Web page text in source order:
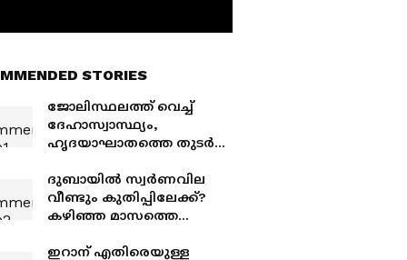
STORIES
ജോലിസ്ഥലത്ത് വെച്ച്
ദേഹാസ്വാസ്ഥ്യം,
ഹൃദയാഘാതത്തെ തുടർന്ന്
നിര്യാതനായി
ദുബായിൽ സ്വർണവില
വീണ്ടും കുതിപ്പിലേക്ക്?
കഴിഞ്ഞ മാസത്തെ
റെക്കോർഡിലേക്ക് ഇനി
ഇറാന് എതിരെയുള്ള